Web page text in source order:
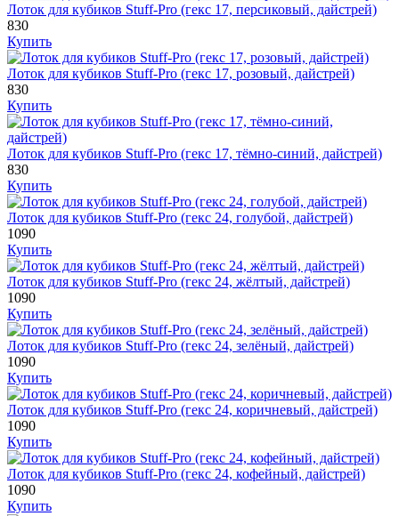
Лоток для кубиков Stuff-Pro (гекс 17, персиковый, дайстрей)
830
Купить
Лоток для кубиков Stuff-Pro (гекс 17, розовый, дайстрей)
830
Купить
Лоток для кубиков Stuff-Pro (гекс 17, тёмно-синий, дайстрей)
830
Купить
Лоток для кубиков Stuff-Pro (гекс 24, голубой, дайстрей)
1090
Купить
Лоток для кубиков Stuff-Pro (гекс 24, жёлтый, дайстрей)
1090
Купить
Лоток для кубиков Stuff-Pro (гекс 24, зелёный, дайстрей)
1090
Купить
Лоток для кубиков Stuff-Pro (гекс 24, коричневый, дайстрей)
1090
Купить
Лоток для кубиков Stuff-Pro (гекс 24, кофейный, дайстрей)
1090
Купить